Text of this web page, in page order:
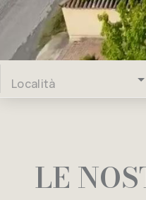
Località
LE